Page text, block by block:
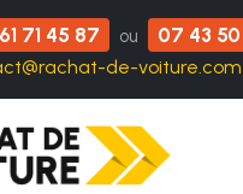
71 45 87 ou 07 43
de-voiture.com